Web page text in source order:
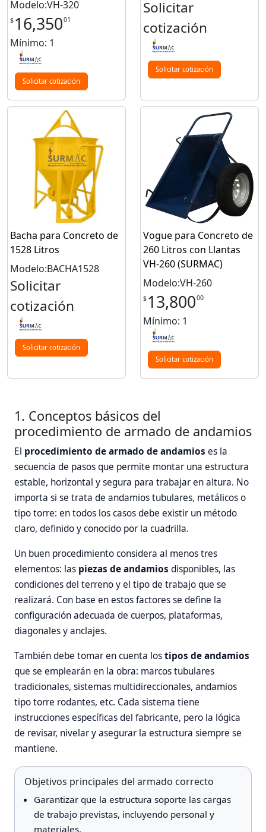
Modelo:VH-320
$ 16,35001
Mínimo: 1
Solicitar cotización
Solicitar
cotización
Solicitar cotización
Bacha para Concreto de
1528 Litros
Modelo:BACHA1528
Solicitar
cotización
Solicitar cotización
Vogue para Concreto de
260 Litros con Llantas
VH-260 (SURMAC)
Modelo:VH-260
$ 13,80000
Mínimo: 1
Solicitar cotización
1. Conceptos básicos del
procedimiento de armado de andamios
El procedimiento de armado de andamios es la
secuencia de pasos que permite montar una estructura
estable, horizontal y segura para trabajar en altura. No
importa si se trata de andamios tubulares, metálicos o
tipo torre: en todos los casos debe existir un método
claro, definido y conocido por la cuadrilla.
Un buen procedimiento considera al menos tres
elementos: las piezas de andamios disponibles, las
condiciones del terreno y el tipo de trabajo que se
realizará. Con base en estos factores se define la
configuración adecuada de cuerpos, plataformas,
diagonales y anclajes.
También debe tomar en cuenta lostipos de andamios
que se emplearán en la obra: marcos tubulares
tradicionales, sistemas multidireccionales, andamios
tipo torre rodantes, etc. Cada sistema tiene
instrucciones específicas del fabricante, pero la lógica
de revisar, nivelar y asegurar la estructura siempre se
mantiene.
Objetivos principales del armado correcto
Garantizar que la estructura soporte las cargas
de trabajo previstas, incluyendo personal y
materiales.